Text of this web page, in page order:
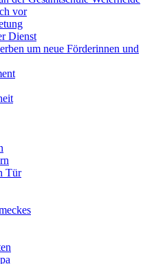
vor
Dienst
um neue Förderinnen und
Tür